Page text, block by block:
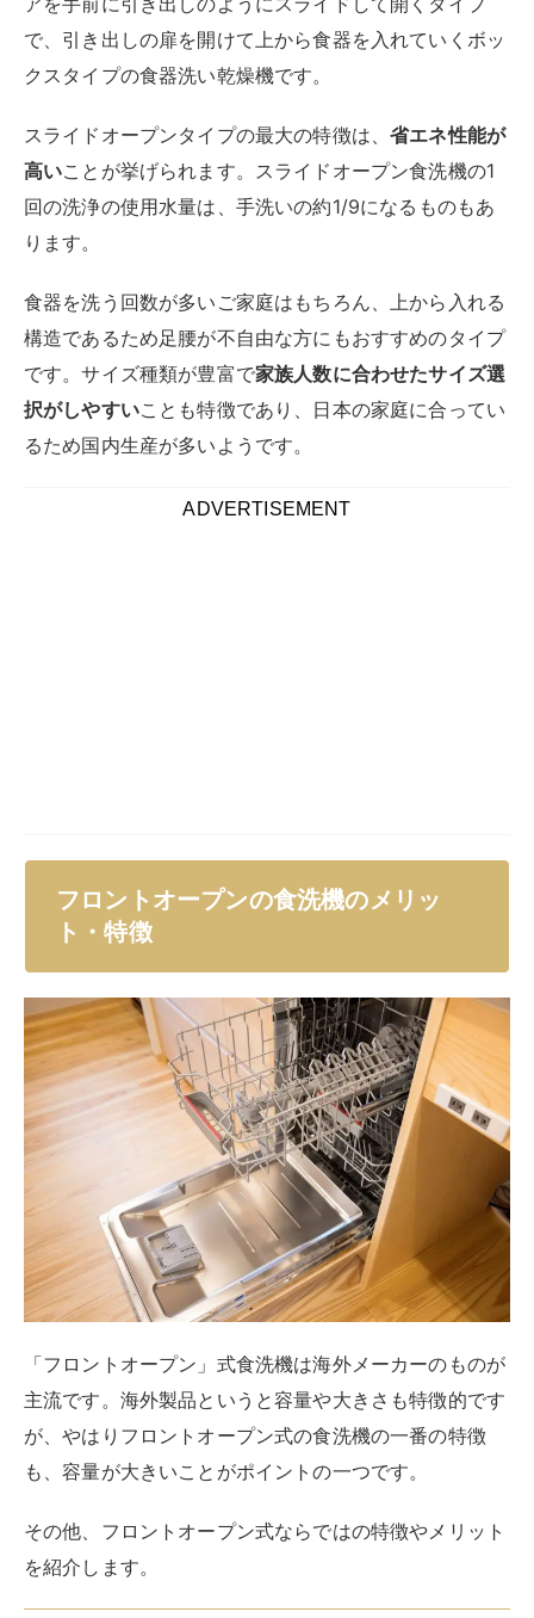
で、引き出しの扉を開けて上から食器を入れていくボッ
クスタイプの食器洗い乾燥機です。
スライドオープンタイプの最大の特徴は、省エネ性能が
高いことが挙げられます。スライドオープン食洗機の1
回の洗浄の使用水量は、手洗いの約1/9になるものもあ
ります。
食器を洗う回数が多いご家庭はもちろん、上から入れる
構造であるため足腰が不自由な方にもおすすめのタイプ
です。サイズ種類が豊富で家族人数に合わせたサイズ選
択がしやすいことも特徴であり、日本の家庭に合ってい
るため国内生産が多いようです。
ADVERTISEMENT
フロントオープンの食洗機のメリッ
ト・特徴
「フロントオープン」式食洗機は海外メーカーのものが
主流です。海外製品というと容量や大きさも特徴的です
が、やはりフロントオープン式の食洗機の一番の特徴
も、容量が大きいことがポイントの一つです。
その他、フロントオープン式ならではの特徴やメリット
を紹介します。